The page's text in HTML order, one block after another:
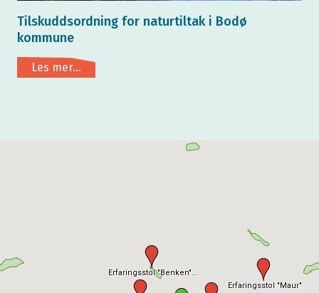
Tilskuddsordning for naturtiltak i Bodø
kommune
Les mer...